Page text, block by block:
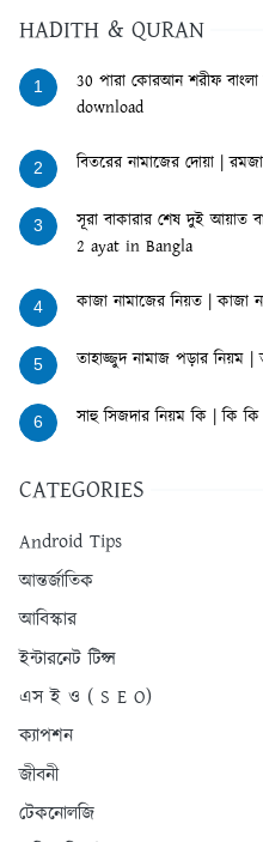
HADITH & QURAN
1
30 পারা কোরআন শরীফ
download
2 বিতরের নামাজের দোয়া |
3
সূরা বাকারার শেষ দুই আয়াত
2 ayat in Bangla
4 কাজা নামাজের নিয়ত | কাজা
5 তাহাজ্জুদ নামাজ পড়ার নিয়ম |
6 সাহু সিজদার নিয়ম কি | কি
CATEGORIES
Android Tips
আন্তর্জাতিক
আবিস্কার
ইন্টারনেট টিপ্স
এস ই ও ( S E O)
ক্যাপশন
জীবনী
টেকনোলজি